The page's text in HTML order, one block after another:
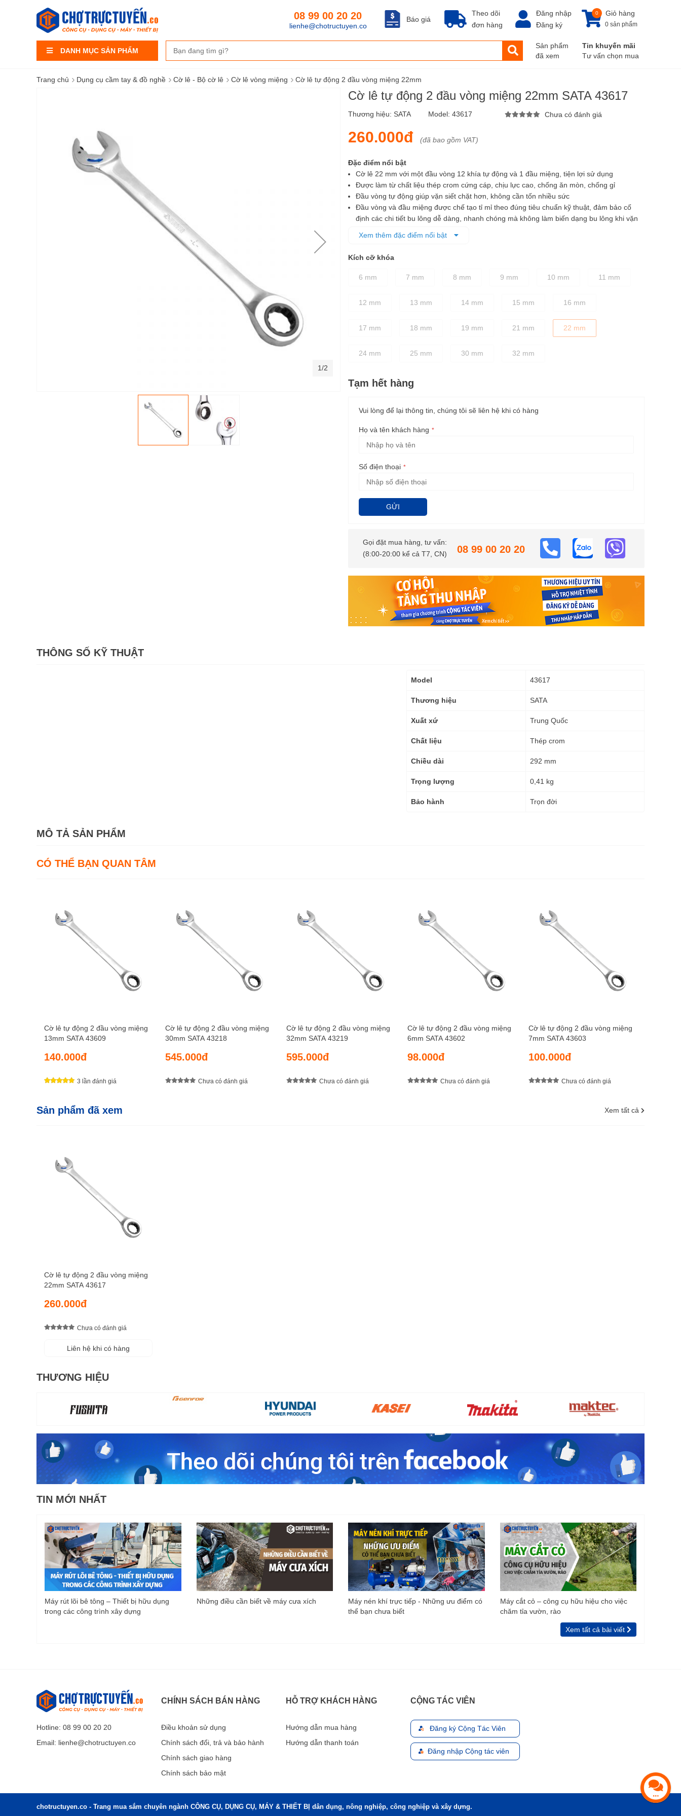
DANH MỤC SẢN PHẨM
Theo dõi
đơn hàng
Báo giá
08 99 00 20 20
lienhe@chotructuyen.co
Đăng nhập
Đăng ký
Giỏ hàng
0
0 sản phẩm
Sản phẩm
đã xem
Tin khuyến mãi
Tư vấn chọn mua
Trang chủ › Dụng cụ cầm tay & đồ nghề › Cờ lê - Bộ cờ lê › Cờ lê vòng miệng › Cờ lê tự động 2 đầu vòng miệng 22mm
Cờ lê tự động 2 đầu vòng miệng 22mm SATA 43617
Thương hiệu: SATA Model: 43617 Chưa có đánh giá
260.000đ (đã bao gồm VAT)
Đặc điểm nổi bật
Cờ lê 22 mm với một đầu vòng 12 khía tự động và 1 đầu miệng, tiện lợi sử dụng
Được làm từ chất liệu thép crom cứng cáp, chịu lực cao, chống ăn mòn, chống gỉ
Đầu vòng tự động giúp vặn siết chặt hơn, không cần tốn nhiều sức
Đầu vòng và đầu miệng được chế tạo tỉ mỉ theo đúng tiêu chuẩn kỹ thuật, đảm bảo cố
định các chi tiết bu lông dễ dàng, nhanh chóng mà không làm biến dạng bu lông khi vặn
Phần tay cầm có độ ma sát cao, giúp người dùng vặn siết chính xác, không bị trơn trượt
Xem thêm đặc điểm nổi bật
Kích cỡ khóa
6 mm 7 mm 8 mm 9 mm 10 mm 11 mm
12 mm 13 mm 14 mm 15 mm 16 mm
17 mm 18 mm 19 mm 21 mm 22 mm
24 mm 25 mm 30 mm 32 mm
Tạm hết hàng
Vui lòng để lại thông tin, chúng tôi sẽ liên hệ khi có hàng
Họ và tên khách hàng
Số điện thoại
GỬI
Gọi đặt mua hàng, tư vấn:
(8:00-20:00 kể cả T7, CN)
08 99 00 20 20
1/2
THÔNG SỐ KỸ THUẬT
Thông
kỹ
Model 43617
Thương hiệu SATA
Xuất xứ Trung Quốc
Chất liệu Thép crom
Chiều dài 292 mm
Trọng lượng 0,41 kg
Bảo hành Trọn đời
MÔ TẢ SẢN PHẨM
CÓ THỂ BẠN QUAN TÂM
Cờ lê tự động 2 đầu vòng miệng
13mm SATA 43609
140.000đ
3 lần đánh giá
Cờ lê tự động 2 đầu vòng miệng
30mm SATA 43218
545.000đ
Chưa có đánh giá
Cờ lê tự động 2 đầu vòng miệng
32mm SATA 43219
595.000đ
Chưa có đánh giá
Cờ lê tự động 2 đầu vòng miệng
6mm SATA 43602
98.000đ
Chưa có đánh giá
Cờ lê tự động 2 đầu vòng miệng
7mm SATA 43603
100.000đ
Chưa có đánh giá
Sản phẩm đã xem Xem tất cả
Cờ lê tự động 2 đầu vòng miệng
22mm SATA 43617
260.000đ
Chưa có đánh giá
Liên hệ khi có hàng
THƯƠNG HIỆU
TIN MỚI NHẤT
Máy rút lõi bê tông – Thiết bị hữu dụng
trong các công trình xây dựng
Những điều cần biết về máy cưa xích
Máy nén khí trực tiếp - Những ưu điểm có
thể bạn chưa biết
Máy cắt cỏ – công cụ hữu hiệu cho việc
chăm tỉa vườn, rào
Xem tất cả bài viết
Hotline: 08 99 00 20 20
Email: lienhe@chotructuyen.co
CHÍNH SÁCH BÁN HÀNG
Điều khoản sử dụng
Chính sách đổi, trả và bảo hành
Chính sách giao hàng
Chính sách bảo mật
HỖ TRỢ KHÁCH HÀNG
Hướng dẫn mua hàng
Hướng dẫn thanh toán
CỘNG TÁC VIÊN
Đăng ký Cộng Tác Viên
Đăng nhập Cộng tác viên
chotructuyen.co - Trang mua sắm chuyên ngành CÔNG CỤ, DỤNG CỤ, MÁY & THIẾT BỊ dân dụng, nông nghiệp, công nghiệp và xây dựng.